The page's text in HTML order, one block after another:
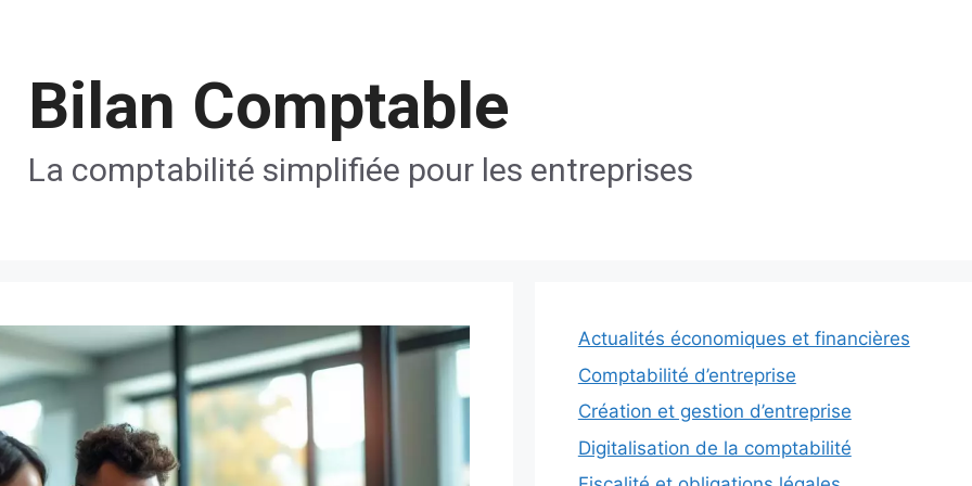
Bilan Comptable
La comptabilité simplifiée pour les entreprises
Actualités économiques et financières
Comptabilité d’entreprise
Création et gestion d’entreprise
Digitalisation de la comptabilité